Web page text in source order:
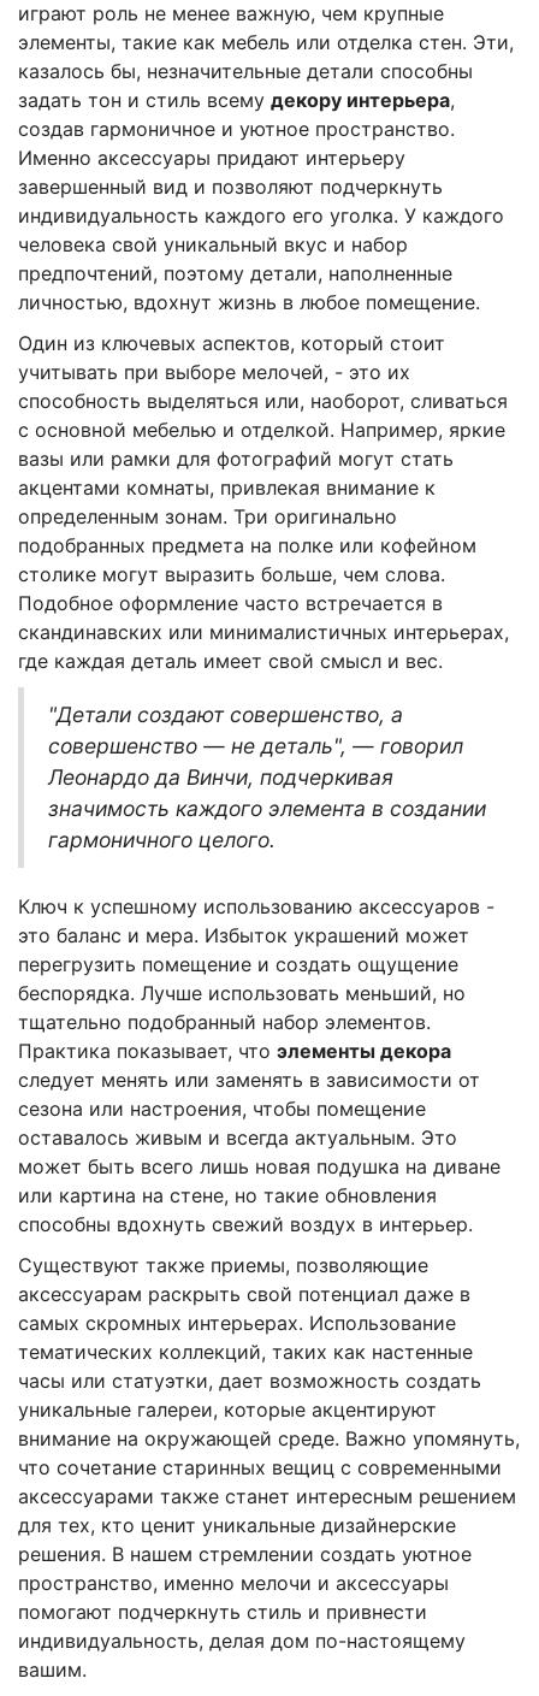
играют роль не менее важную, чем крупные
элементы, такие как мебель или отделка стен. Эти,
казалось бы, незначительные детали способны
задать тон и стиль всему декору интерьера,
создав гармоничное и уютное пространство.
Именно аксессуары придают интерьеру
завершенный вид и позволяют подчеркнуть
индивидуальность каждого его уголка. У каждого
человека свой уникальный вкус и набор
предпочтений, поэтому детали, наполненные
личностью, вдохнут жизнь в любое помещение.
Один из ключевых аспектов, который стоит
учитывать при выборе мелочей, - это их
способность выделяться или, наоборот, сливаться
с основной мебелью и отделкой. Например, яркие
вазы или рамки для фотографий могут стать
акцентами комнаты, привлекая внимание к
определенным зонам. Три оригинально
подобранных предмета на полке или кофейном
столике могут выразить больше, чем слова.
Подобное оформление часто встречается в
скандинавских или минималистичных интерьерах,
где каждая деталь имеет свой смысл и вес.
"Детали создают совершенство, а
совершенство — не деталь", — говорил
Леонардо да Винчи, подчеркивая
значимость каждого элемента в создании
гармоничного целого.
Ключ к успешному использованию аксессуаров -
это баланс и мера. Избыток украшений может
перегрузить помещение и создать ощущение
беспорядка. Лучше использовать меньший, но
тщательно подобранный набор элементов.
Практика показывает, что элементы декора
следует менять или заменять в зависимости от
сезона или настроения, чтобы помещение
оставалось живым и всегда актуальным. Это
может быть всего лишь новая подушка на диване
или картина на стене, но такие обновления
способны вдохнуть свежий воздух в интерьер.
Существуют также приемы, позволяющие
аксессуарам раскрыть свой потенциал даже в
самых скромных интерьерах. Использование
тематических коллекций, таких как настенные
часы или статуэтки, дает возможность создать
уникальные галереи, которые акцентируют
внимание на окружающей среде. Важно упомянуть,
что сочетание старинных вещиц с современными
аксессуарами также станет интересным решением
для тех, кто ценит уникальные дизайнерские
решения. В нашем стремлении создать уютное
пространство, именно мелочи и аксессуары
помогают подчеркнуть стиль и привнести
индивидуальность, делая дом по-настоящему
вашим.